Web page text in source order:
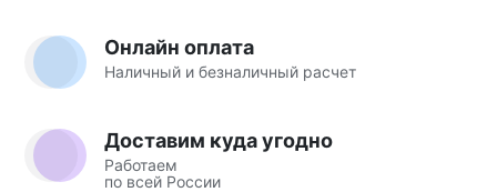
Онлайн оплата
Наличный и безналичный расчет
Доставим куда угодно
Работаем
по всей России